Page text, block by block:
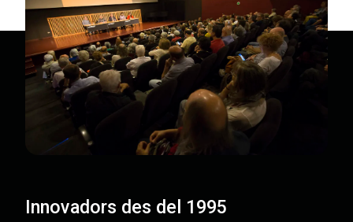
Innovadors des del 1995